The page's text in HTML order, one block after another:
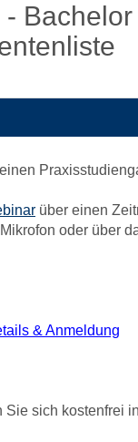
über einen
oder über
& Anmeldung
Sie sich kostenfrei